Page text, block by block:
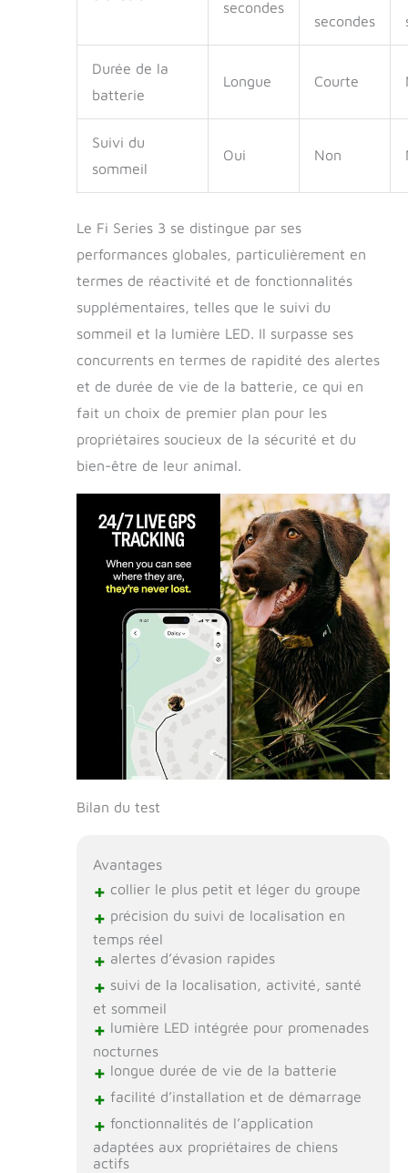
secondes
secondes
Durée de la
batterie
Longue Courte
Suivi du
sommeil
Oui Non
Le Fi Series 3 se distingue par ses
performances globales, particulièrement en
termes de réactivité et de fonctionnalités
supplémentaires, telles que le suivi du
sommeil et la lumière LED. Il surpasse ses
concurrents en termes de rapidité des alertes
et de durée de vie de la batterie, ce qui en
fait un choix de premier plan pour les
propriétaires soucieux de la sécurité et du
bien-être de leur animal.
Bilan du test
Avantages
+ collier le plus petit et léger du groupe
+ précision du suivi de localisation en
temps réel
+ alertes d’évasion rapides
+ suivi de la localisation, activité, santé
et sommeil
+ lumière LED intégrée pour promenades
nocturnes
+ longue durée de vie de la batterie
+ facilité d’installation et de démarrage
+ fonctionnalités de l’application
adaptées aux propriétaires de chiens
actifs